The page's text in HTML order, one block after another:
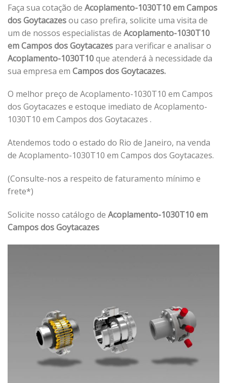
Faça sua cotação de Acoplamento-1030T10 em Campos
dos Goytacazesou caso prefira, solicite uma visita de
um de nossos especialistas de Acoplamento-1030T10
em Campos dos Goytacazes para verificar e analisar o
Acoplamento-1030T10que atenderá à necessidade da
sua empresa em Campos dos Goytacazes.
O melhor preço de Acoplamento-1030T10 em Campos
dos Goytacazes e estoque imediato de Acoplamento-
1030T10 em Campos dos Goytacazes .
Atendemos todo o estado do Rio de Janeiro, na venda
de Acoplamento-1030T10 em Campos dos Goytacazes.
(Consulte-nos a respeito de faturamento mínimo e
frete*)
Solicite nosso catálogo de Acoplamento-1030T10 em
Campos dos Goytacazes